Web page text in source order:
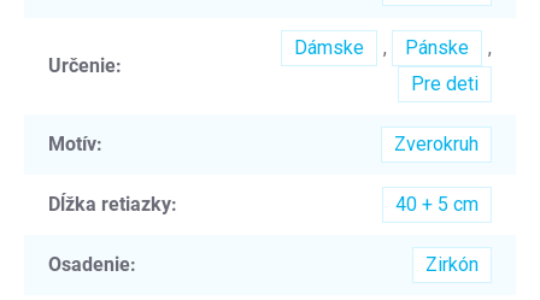
Určenie:
Dámske , Pánske
,
Pre deti
Motív: Zverokruh
Dĺžka retiazky: 40 + 5 cm
Osadenie: Zirkón